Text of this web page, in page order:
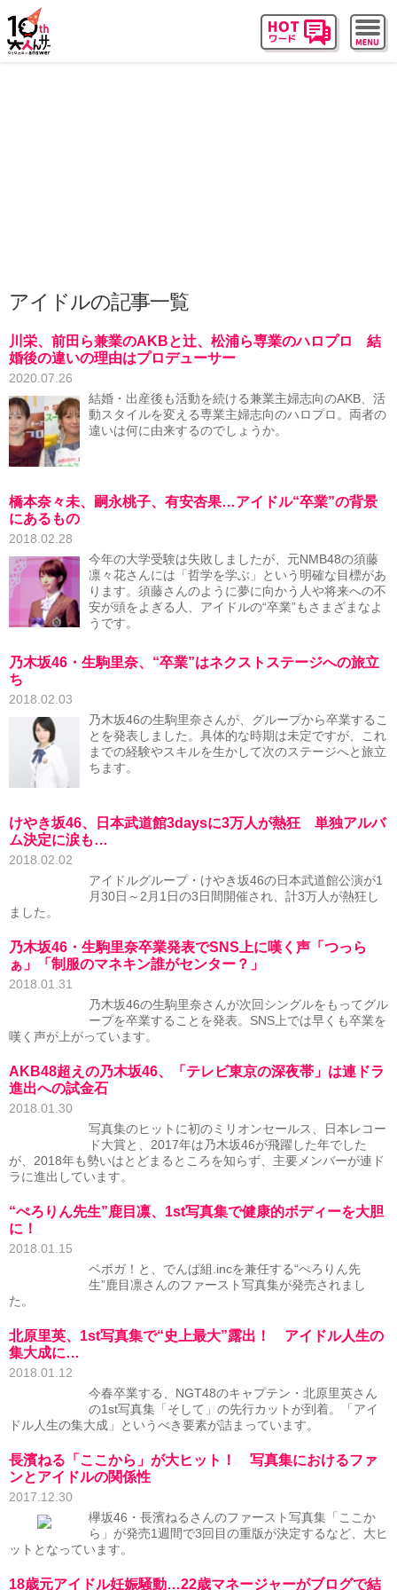
アイドルの記事一覧
川栄、前田ら兼業のAKBと辻、松浦ら専業のハロプロ 結
婚後の違いの理由はプロデューサー
2020.07.26
結婚・出産後も活動を続ける兼業主婦志向のAKB、活
動スタイルを変える専業主婦志向のハロプロ。両者の
違いは何に由来するのでしょうか。
橋本奈々未、嗣永桃子、有安杏果…アイドル“卒業”の背景
にあるもの
2018.02.28
今年の大学受験は失敗しましたが、元NMB48の須藤
凛々花さんには「哲学を学ぶ」という明確な目標があ
ります。須藤さんのように夢に向かう人や将来への不
安が頭をよぎる人、アイドルの“卒業”もさまざまなよ
うです。
乃木坂46・生駒里奈、“卒業”はネクストステージへの旅立
ち
2018.02.03
乃木坂46の生駒里奈さんが、グループから卒業するこ
とを発表しました。具体的な時期は未定ですが、これ
までの経験やスキルを生かして次のステージへと旅立
ちます。
けやき坂46、日本武道館3daysに3万人が熱狂 単独アルバ
ム決定に涙も…
2018.02.02
アイドルグループ・けやき坂46の日本武道館公演が1
月30日～2月1日の3日間開催され、計3万人が熱狂し
ました。
乃木坂46・生駒里奈卒業発表でSNS上に嘆く声「つっら
ぁ」「制服のマネキン誰がセンター？」
2018.01.31
乃木坂46の生駒里奈さんが次回シングルをもってグル
ープを卒業することを発表。SNS上では早くも卒業を
嘆く声が上がっています。
AKB48超えの乃木坂46、「テレビ東京の深夜帯」は連ドラ
進出への試金石
2018.01.30
写真集のヒットに初のミリオンセールス、日本レコー
ド大賞と、2017年は乃木坂46が飛躍した年でした
が、2018年も勢いはとどまるところを知らず、主要メンバーが連ド
ラに進出しています。
“ぺろりん先生”鹿目凛、1st写真集で健康的ボディーを大胆
に！
2018.01.15
ベボガ！と、でんぱ組.incを兼任する“ぺろりん先
生”鹿目凛さんのファースト写真集が発売されまし
た。
北原里英、1st写真集で“史上最大”露出！ アイドル人生の
集大成に…
2018.01.12
今春卒業する、NGT48のキャプテン・北原里英さん
の1st写真集「そして」の先行カットが到着。「アイ
ドル人生の集大成」というべき要素が詰まっています。
長濱ねる「ここから」が大ヒット！ 写真集におけるファ
ンとアイドルの関係性
2017.12.30
欅坂46・長濱ねるさんのファースト写真集「ここか
ら」が発売1週間で3回目の重版が決定するなど、大ヒ
ットとなっています。
18歳元アイドル妊娠騒動…22歳マネージャーがブログで結